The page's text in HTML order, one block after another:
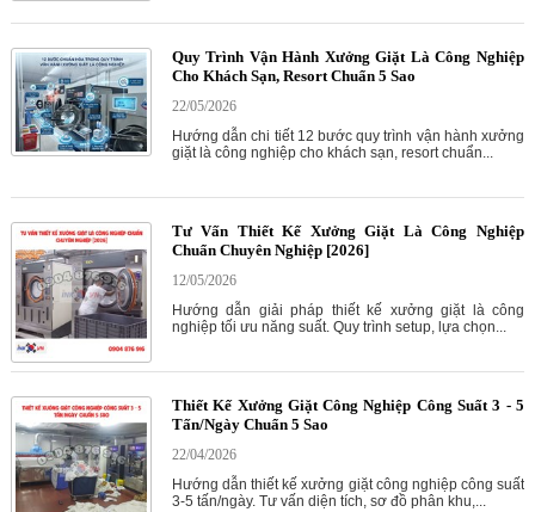
Quy Trình Vận Hành Xưởng Giặt Là Công Nghiệp
Cho Khách Sạn, Resort Chuẩn 5 Sao
22/05/2026
Hướng dẫn chi tiết 12 bước quy trình vận hành xưởng
giặt là công nghiệp cho khách sạn, resort chuẩn...
Tư Vấn Thiết Kế Xưởng Giặt Là Công Nghiệp
Chuẩn Chuyên Nghiệp [2026]
12/05/2026
Hướng dẫn giải pháp thiết kế xưởng giặt là công
nghiệp tối ưu năng suất. Quy trình setup, lựa chọn...
Thiết Kế Xưởng Giặt Công Nghiệp Công Suất 3 - 5
Tấn/Ngày Chuẩn 5 Sao
22/04/2026
Hướng dẫn thiết kế xưởng giặt công nghiệp công suất
3-5 tấn/ngày. Tư vấn diện tích, sơ đồ phân khu,...